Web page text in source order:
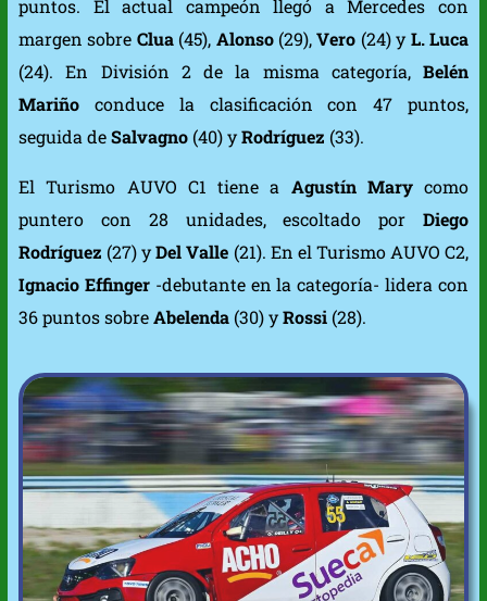
puntos. El actual campeón llegó a Mercedes con
margen sobre Clua(45), Alonso(29),Vero (24) y L. Luca
(24). En División 2 de la misma categoría, Belén
Mariño conduce la clasificación con 47 puntos,
seguida deSalvagno(40) yRodríguez (33).
El Turismo AUVO C1 tiene a Agustín Marycomo
puntero con 28 unidades, escoltado por Diego
Rodríguez (27) yDel Valle (21). En el Turismo AUVO C2,
Ignacio Effinger-debutante en la categoría- lidera con
36 puntos sobreAbelenda(30) yRossi(28).